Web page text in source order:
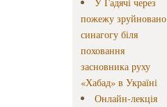
пожежу зруйновано
синагогу біля
поховання
засновника руху
«Хабад» в Україні
Онлайн-лекція